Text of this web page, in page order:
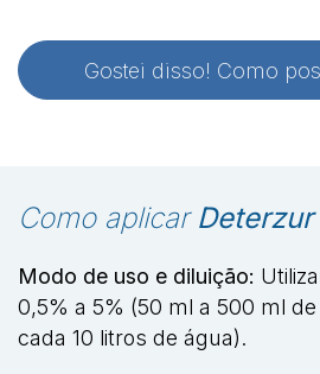
Gostei disso! Como
Como aplicar Deterzur
Modo de uso e diluição:
0,5% a 5% (50 ml a 500 ml de
cada 10 litros de água).